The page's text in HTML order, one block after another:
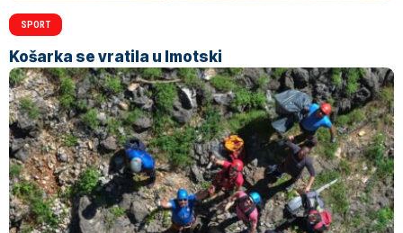
SPORT
Košarka se vratila u Imotski